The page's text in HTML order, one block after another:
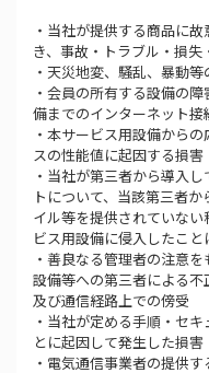
・当社が提供する商品に
き、事故・トラブル・損
・天災地変、騒乱、暴動
・会員の所有する設備の
備までのインターネット
・本サービス用設備から
スの性能値に起因する損害
・当社が第三者から導入
トについて、当該第三者
イル等を提供されていな
ビス用設備に侵入したこと
・善良なる管理者の注意
設備等への第三者による不
及び通信経路上での傍受
・当社が定める手順・セ
とに起因して発生した損害
・電気通信事業者の提供